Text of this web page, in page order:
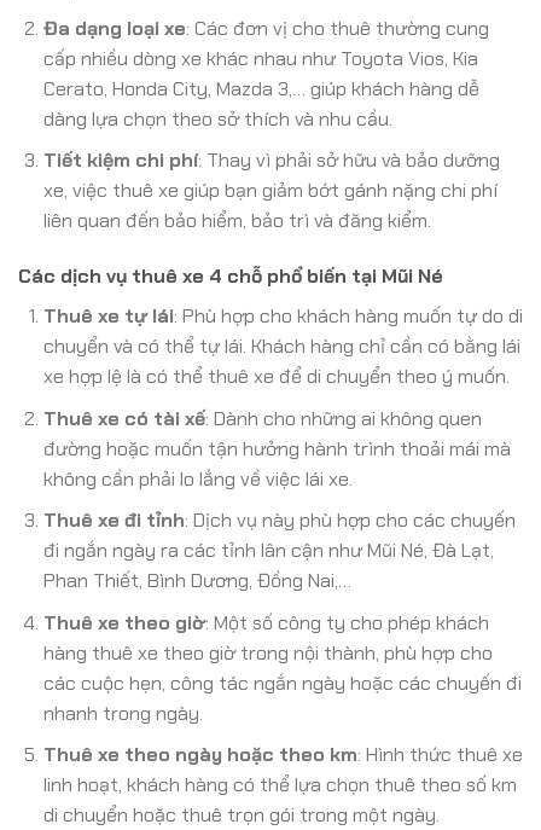
Đa dạng loại xe: Các đơn vị cho thuê thường cung
cấp nhiều dòng xe khác nhau như Toyota Vios, Kia
Cerato, Honda City, Mazda 3,… giúp khách hàng dễ
dàng lựa chọn theo sở thích và nhu cầu.
Tiết kiệm chi phí: Thay vì phải sở hữu và bảo dưỡng
xe, việc thuê xe giúp bạn giảm bớt gánh nặng chi phí
liên quan đến bảo hiểm, bảo trì và đăng kiểm.
Các dịch vụ thuê xe 4 chỗ phổ biến tại Mũi Né
Thuê xe tự lái: Phù hợp cho khách hàng muốn tự do di
chuyển và có thể tự lái. Khách hàng chỉ cần có bằng lái
xe hợp lệ là có thể thuê xe để di chuyển theo ý muốn.
Thuê xe có tài xế: Dành cho những ai không quen
đường hoặc muốn tận hưởng hành trình thoải mái mà
không cần phải lo lắng về việc lái xe.
Thuê xe đi tỉnh: Dịch vụ này phù hợp cho các chuyến
đi ngắn ngày ra các tỉnh lân cận như Mũi Né, Đà Lạt,
Phan Thiết, Bình Dương, Đồng Nai,…
Thuê xe theo giờ: Một số công ty cho phép khách
hàng thuê xe theo giờ trong nội thành, phù hợp cho
các cuộc hẹn, công tác ngắn ngày hoặc các chuyến đi
nhanh trong ngày.
Thuê xe theo ngày hoặc theo km: Hình thức thuê xe
linh hoạt, khách hàng có thể lựa chọn thuê theo số km
di chuyển hoặc thuê trọn gói trong một ngày.